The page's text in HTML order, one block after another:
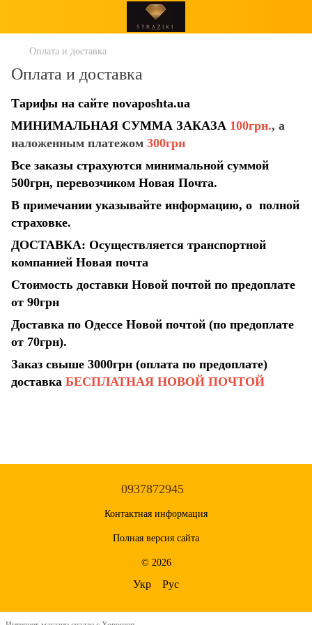
Оплата и доставка
Оплата и доставка
Тарифы на сайте novaposhta.ua
МИНИМАЛЬНАЯ СУММА ЗАКАЗА 100грн., а
наложенным платежом 300грн
Все заказы страхуются минимальной суммой
500грн, перевозчиком Новая Почта.
В примечании указывайте информацию, о полной
страховке.
ДОСТАВКА: Осуществляется транспортной
компанией Новая почта
Стоимость доставки Новой почтой по предоплате
от 90грн
Доставка по Одессе Новой почтой (по предоплате
от 70грн).
Заказ свыше 3000грн (оплата по предоплате)
доставка БЕСПЛАТНАЯ НОВОЙ ПОЧТОЙ
0937872945
Контактная информация
Полная версия сайта
© 2026
Укр Рус